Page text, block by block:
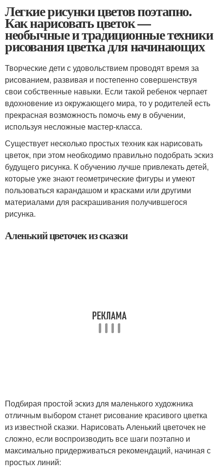
Легкие рисунки цветов поэтапно.
Как нарисовать цветок —
необычные и традиционные техники
рисования цветка для начинающих
Творческие дети с удовольствием проводят время за
рисованием, развивая и постепенно совершенствуя
свои собственные навыки. Если такой ребенок черпает
вдохновение из окружающего мира, то у родителей есть
прекрасная возможность помочь ему в обучении,
используя несложные мастер-класса.
Существует несколько простых техник как нарисовать
цветок, при этом необходимо правильно подобрать эскиз
будущего рисунка. К обучению лучше привлекать детей,
которые уже знают геометрические фигуры и умеют
пользоваться карандашом и красками или другими
материалами для раскрашивания получившегося
рисунка.
Аленький цветочек из сказки
Подбирая простой эскиз для маленького художника
отличным выбором станет рисование красивого цветка
из известной сказки. Нарисовать Аленький цветочек не
сложно, если воспроизводить все шаги поэтапно и
максимально придерживаться рекомендаций, начиная с
простых линий: